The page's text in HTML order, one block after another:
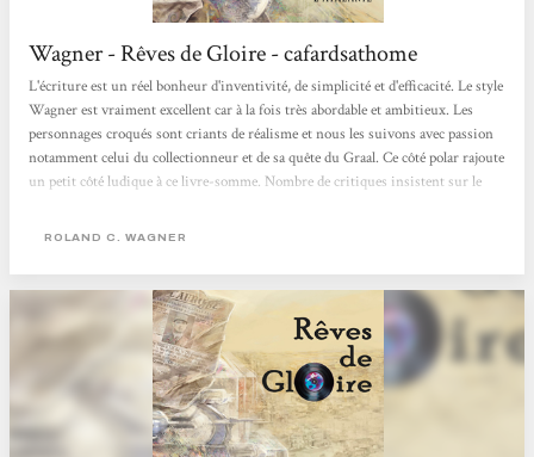
Wagner - Rêves de Gloire - cafardsathome
L'écriture est un réel bonheur d'inventivité, de simplicité et d'efficacité. Le style
Wagner est vraiment excellent car à la fois très abordable et ambitieux. Les
personnages croqués sont criants de réalisme et nous les suivons avec passion
notamment celui du collectionneur et de sa quête du Graal. Ce côté polar rajoute
un petit côté ludique à ce livre-somme. Nombre de critiques insistent sur le
impression de vérité et de terrain connu qui s'exhale de l'œuvre au fur et à
ROLAND C. WAGNER